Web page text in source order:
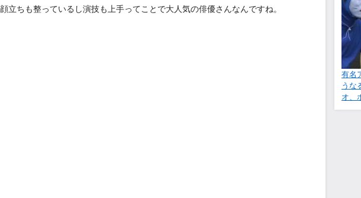
顔立ちも整っているし演技も上手ってことで大人気の俳優さんなんですね。
有名
うな
オ、